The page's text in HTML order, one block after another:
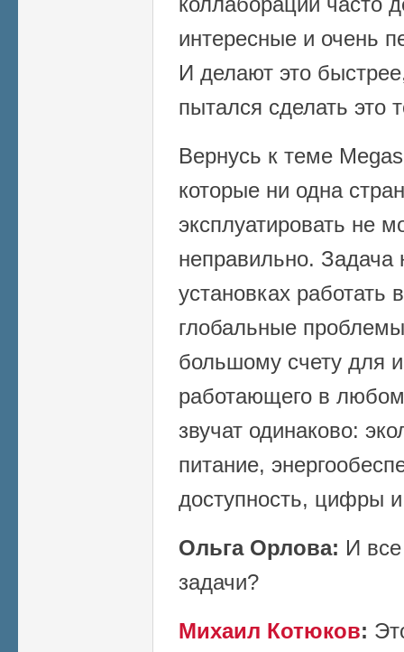
интересные и очень
И делают это
пытался сделать это
Вернусь к теме
которые ни одна
эксплуатировать не
неправильно. Задача
установках работать
глобальные
большому счету для
работающего в
звучат одинаково:
питание,
доступность, цифры
Ольга Орлова: И
задачи?
Михаил Котюков: